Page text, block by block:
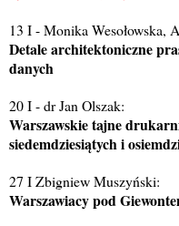
13 I - Monika Wesołowska,
Detale architektoniczne
danych
20 I - dr Jan Olszak:
Warszawskie tajne
siedemdziesiątych i
27 I Zbigniew Muszyński:
Warszawiacy pod